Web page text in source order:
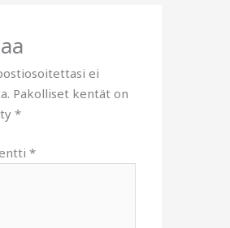
ei
Pakolliset kentät on
*
*